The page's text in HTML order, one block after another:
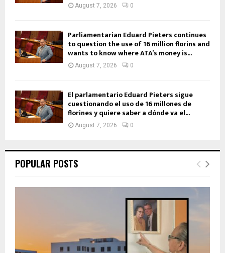
August 7, 2026 0
Parliamentarian Eduard Pieters continues
to question the use of 16 million florins and
wants to know where ATA’s money is...
August 7, 2026 0
El parlamentario Eduard Pieters sigue
cuestionando el uso de 16 millones de
florines y quiere saber a dónde va el...
August 7, 2026 0
POPULAR POSTS